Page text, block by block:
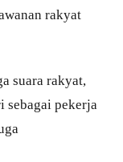
rakyat
suara rakyat,
sebagai pekerja